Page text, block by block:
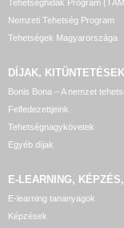
Tehetséghidak Program
Nemzeti Tehetség Program
Tehetségek Magyarországa
DÍJAK, KITÜNTETÉSEK
Bonis Bona – A nemzet
Felfedezettjeink
Tehetségnagykövetek
Egyéb díjak
E-LEARNING,
E-learning tananyagok
Képzések